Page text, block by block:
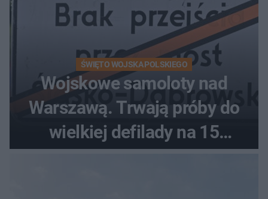
ŚWIĘTO WOJSKA POLSKIEGO
Wojskowe samoloty nad
Warszawą. Trwają próby do
wielkiej defilady na 15
sierpnia